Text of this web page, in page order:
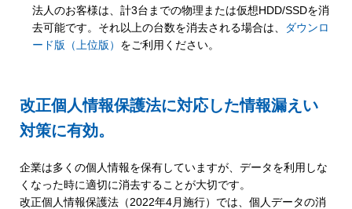
法人のお客様は、計3台までの物理または仮想HDD/SSDを消
去可能です。それ以上の台数を消去される場合は、
ダウンロ
ード版（上位版） をご利用ください。
改正個人情報保護法に対応した情報漏えい
対策に有効。
企業は多くの個人情報を保有していますが、データを利用しな
くなった時に適切に消去することが大切です。
改正個人情報保護法（2022年4月施行）では、個人データの消